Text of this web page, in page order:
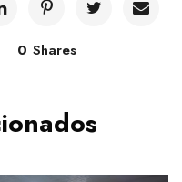
0 Shares